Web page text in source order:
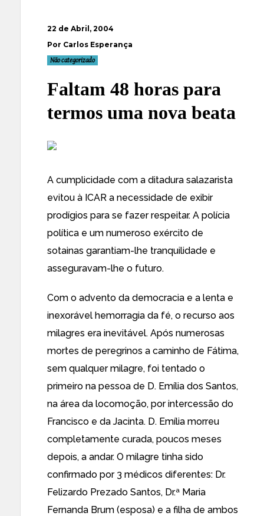
22 de Abril, 2004
Por Carlos Esperança
Não categorizado
Faltam 48 horas para
termos uma nova beata
A cumplicidade com a ditadura salazarista
evitou à ICAR a necessidade de exibir
prodígios para se fazer respeitar. A polícia
política e um numeroso exército de
sotainas garantiam-lhe tranquilidade e
asseguravam-lhe o futuro.
Com o advento da democracia e a lenta e
inexorável hemorragia da fé, o recurso aos
milagres era inevitável. Após numerosas
mortes de peregrinos a caminho de Fátima,
sem qualquer milagre, foi tentado o
primeiro na pessoa de D. Emília dos Santos,
na área da locomoção, por intercessão do
Francisco e da Jacinta. D. Emília morreu
completamente curada, poucos meses
depois, a andar. O milagre tinha sido
confirmado por 3 médicos diferentes: Dr.
Felizardo Prezado Santos, Dr.ª Maria
Fernanda Brum (esposa) e a filha de ambos